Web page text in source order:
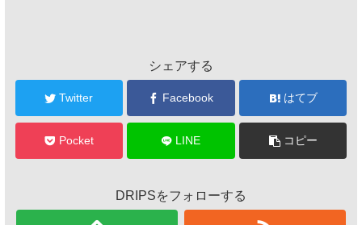
シェアする
Twitter Facebook はてブ
Pocket LINE コピー
DRIPSをフォローする